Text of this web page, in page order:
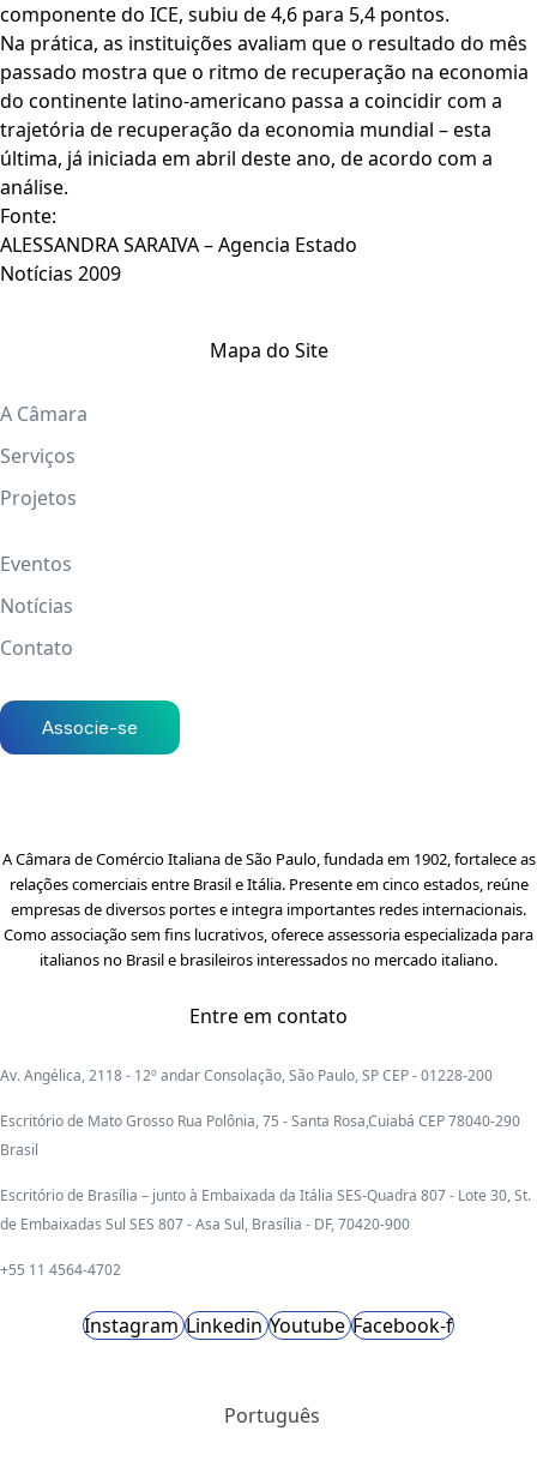
componente do ICE, subiu de 4,6 para 5,4 pontos.
Na prática, as instituições avaliam que o resultado do mês
passado mostra que o ritmo de recuperação na economia
do continente latino-americano passa a coincidir com a
trajetória de recuperação da economia mundial – esta
última, já iniciada em abril deste ano, de acordo com a
análise.
Fonte:
ALESSANDRA SARAIVA – Agencia Estado
Notícias 2009
Mapa do Site
A Câmara
Serviços
Projetos
Eventos
Notícias
Contato
Associe-se
A Câmara de Comércio Italiana de São Paulo, fundada em 1902, fortalece as
relações comerciais entre Brasil e Itália. Presente em cinco estados, reúne
empresas de diversos portes e integra importantes redes internacionais.
Como associação sem fins lucrativos, oferece assessoria especializada para
italianos no Brasil e brasileiros interessados no mercado italiano.
Entre em contato
Av. Angélica, 2118 - 12º andar Consolação, São Paulo, SP CEP - 01228-200
Escritório de Mato Grosso Rua Polônia, 75 - Santa Rosa,Cuiabá CEP 78040-290
Brasil
Escritório de Brasília – junto à Embaixada da Itália SES-Quadra 807 - Lote 30, St.
de Embaixadas Sul SES 807 - Asa Sul, Brasília - DF, 70420-900
+55 11 4564-4702
Instagram Linkedin Youtube Facebook-f
Português